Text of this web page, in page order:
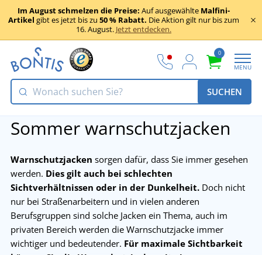
Im August schmelzen die Preise: Auf ausgewählte Malfini-
Artikel gibt es jetzt bis zu 50 % Rabatt. Die Aktion gilt nur bis zum
16. August. Jetzt entdecken.
0
MENU
SUCHEN
Sommer warnschutzjacken
Warnschutzjacken sorgen dafür, dass Sie immer gesehen
werden. Dies gilt auch bei schlechten
Sichtverhältnissen oder in der Dunkelheit. Doch nicht
nur bei Straßenarbeitern und in vielen anderen
Berufsgruppen sind solche Jacken ein Thema, auch im
privaten Bereich werden die Warnschutzjacke immer
wichtiger und bedeutender. Für maximale Sichtbarkeit